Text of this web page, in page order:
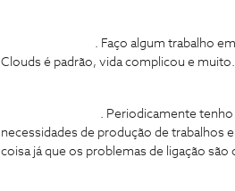
. Faço algum trabalho em casa
Clouds é padrão, vida complicou e muito.
. Periodicamente tenho um filha
necessidades de produção de trabalhos
coisa já que os problemas de ligação são